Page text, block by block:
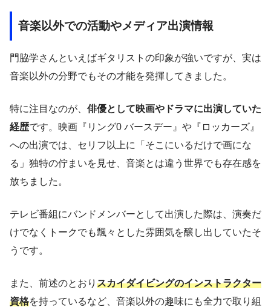
音楽以外での活動やメディア出演情報
門脇学さんといえばギタリストの印象が強いですが、実は
音楽以外の分野でもその才能を発揮してきました。
特に注目なのが、 俳優として映画やドラマに出演していた
経歴です。映画『リング0 バースデー』や『ロッカーズ』
への出演では、セリフ以上に「そこにいるだけで画にな
る」独特の佇まいを見せ、音楽とは違う世界でも存在感を
放ちました。
テレビ番組にバンドメンバーとして出演した際は、演奏だ
けでなくトークでも飄々とした雰囲気を醸し出していたそ
うです。
また、前述のとおり スカイダイビングのインストラクター
資格を持っているなど、音楽以外の趣味にも全力で取り組